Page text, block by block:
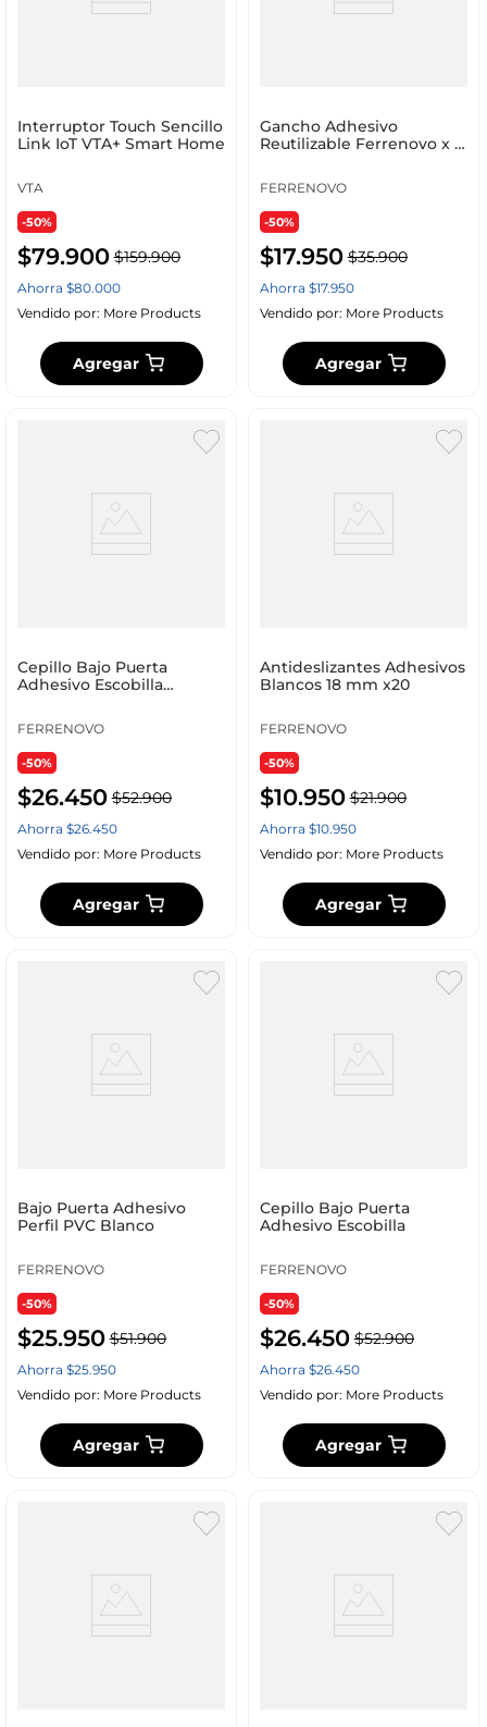
Interruptor Touch Sencillo
Link IoT VTA+ Smart Home
VTA
-50%
$79.900 $159.900
Ahorra $80.000
Vendido por: More Products
Agregar
Gancho Adhesivo
Reutilizable Ferrenovo x 6
FERRENOVO
-50%
$17.950 $35.900
Ahorra $17.950
Vendido por: More Products
Agregar
Cepillo Bajo Puerta
Adhesivo Escobilla
FERRENOVO
-50%
$26.450 $52.900
Ahorra $26.450
Vendido por: More Products
Agregar
Antideslizantes Adhesivos
Blancos 18 mm x20
FERRENOVO
-50%
$10.950 $21.900
Ahorra $10.950
Vendido por: More Products
Agregar
Bajo Puerta Adhesivo
Perfil PVC Blanco
FERRENOVO
-50%
$25.950 $51.900
Ahorra $25.950
Vendido por: More Products
Agregar
Cepillo Bajo Puerta
Adhesivo Escobilla
FERRENOVO
-50%
$26.450 $52.900
Ahorra $26.450
Vendido por: More Products
Agregar